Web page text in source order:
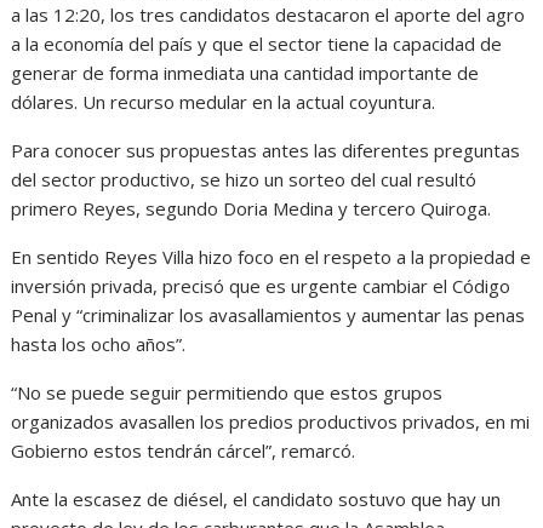
a las 12:20, los tres candidatos destacaron el aporte del agro
a la economía del país y que el sector tiene la capacidad de
generar de forma inmediata una cantidad importante de
dólares. Un recurso medular en la actual coyuntura.
Para conocer sus propuestas antes las diferentes preguntas
del sector productivo, se hizo un sorteo del cual resultó
primero Reyes, segundo Doria Medina y tercero Quiroga.
En sentido Reyes Villa hizo foco en el respeto a la propiedad e
inversión privada, precisó que es urgente cambiar el Código
Penal y “criminalizar los avasallamientos y aumentar las penas
hasta los ocho años”.
“No se puede seguir permitiendo que estos grupos
organizados avasallen los predios productivos privados, en mi
Gobierno estos tendrán cárcel”, remarcó.
Ante la escasez de diésel, el candidato sostuvo que hay un